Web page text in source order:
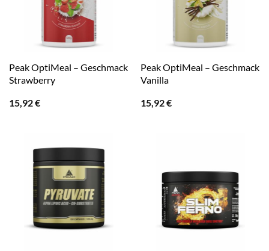
Peak OptiMeal – Geschmack
Strawberry
15,92€
Peak OptiMeal – Geschmack
Vanilla
15,92€